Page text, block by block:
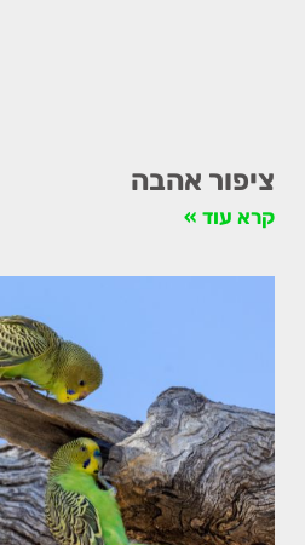
ציפור אהבה
קרא עוד »